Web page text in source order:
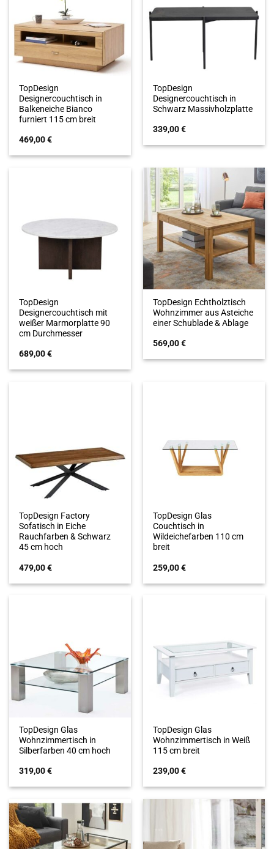
TopDesign
Designercouchtisch in
Balkeneiche Bianco
furniert 115 cm breit
469,00€
TopDesign
Designercouchtisch in
Schwarz Massivholzplatte
339,00€
TopDesign
Designercouchtisch mit
weißer Marmorplatte 90
cm Durchmesser
689,00€
TopDesign Echtholztisch
Wohnzimmer aus Asteiche
einer Schublade & Ablage
569,00€
TopDesign Factory
Sofatisch in Eiche
Rauchfarben & Schwarz
45 cm hoch
479,00€
TopDesign Glas
Couchtisch in
Wildeichefarben 110 cm
breit
259,00€
TopDesign Glas
Wohnzimmertisch in
Silberfarben 40 cm hoch
319,00€
TopDesign Glas
Wohnzimmertisch in Weiß
115 cm breit
239,00€